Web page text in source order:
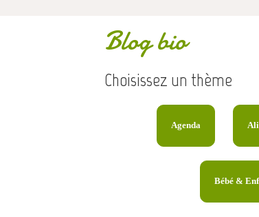
Blog bio
Choisissez un thème
Agenda
Bébé &